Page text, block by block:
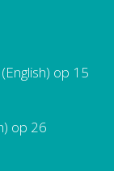
op 15
op 26